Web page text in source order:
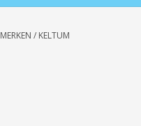
MERKEN / KELTUM